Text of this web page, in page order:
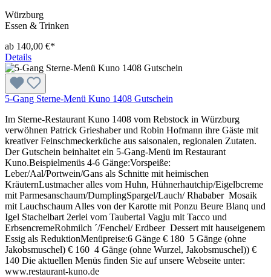
Würzburg
Essen & Trinken
ab 140,00 €*
Details
5-Gang Sterne-Menü Kuno 1408 Gutschein
Im Sterne-Restaurant Kuno 1408 vom Rebstock in Würzburg
verwöhnen Patrick Grieshaber und Robin Hofmann ihre Gäste mit
kreativer Feinschmeckerküche aus saisonalen, regionalen Zutaten.
Der Gutschein beinhaltet ein 5-Gang-Menü im Restaurant
Kuno.Beispielmenüs 4-6 Gänge:Vorspeiße:
Leber/Aal/Portwein/Gans als Schnitte mit heimischen
KräuternLustmacher alles vom Huhn, Hühnerhautchip/Eigelbcreme
mit Parmesanschaum/DumplingSpargel/Lauch/ Rhababer Mosaik
mit Lauchschaum Alles von der Karotte mit Ponzu Beure Blanq und
Igel Stachelbart 2erlei vom Taubertal Vagju mit Tacco und
ErbsencremeRohmilch ´/Fenchel/ Erdbeer Dessert mit hauseigenem
Essig als ReduktionMenüpreise:6 Gänge € 180 5 Gänge (ohne
Jakobsmuschel) € 160 4 Gänge (ohne Wurzel, Jakobsmuschel)) €
140 Die aktuellen Menüs finden Sie auf unsere Webseite unter:
www.restaurant-kuno.de